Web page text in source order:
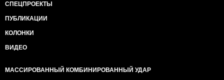
СПЕЦПРОЕКТЫ
ПУБЛИКАЦИИ
КОЛОНКИ
ВИДЕО
МАССИРОВАННЫЙ КОМБИНИРОВАННЫЙ УДАР